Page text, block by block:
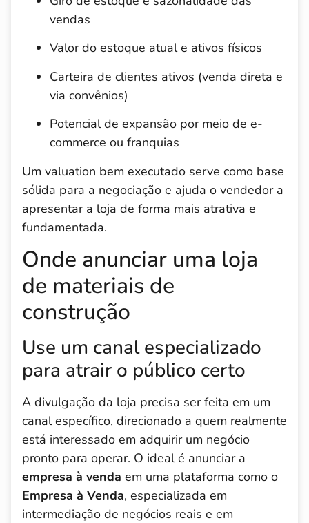
vendas
Valor do estoque atual e ativos físicos
Carteira de clientes ativos (venda direta e
via convênios)
Potencial de expansão por meio de e-
commerce ou franquias
Um valuation bem executado serve como base
sólida para a negociação e ajuda o vendedor a
apresentar a loja de forma mais atrativa e
fundamentada.
Onde anunciar uma loja
de materiais de
construção
Use um canal especializado
para atrair o público certo
A divulgação da loja precisa ser feita em um
canal específico, direcionado a quem realmente
está interessado em adquirir um negócio
pronto para operar. O ideal é anunciar a
empresa à venda em uma plataforma como o
Empresa à Venda, especializada em
intermediação de negócios reais e em